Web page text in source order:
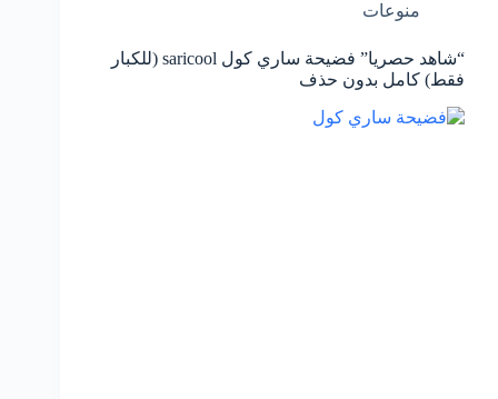
منوعات
“شاهد حصريا” فضيحة ساري كول saricool (للكبار
فقط) كامل بدون حذف